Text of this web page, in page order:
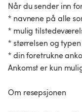
Når du sender inn
* navnene på alle
* mulig
* størrelsen og
* din foretrukne
Ankomst er kun
Om resepsjonen